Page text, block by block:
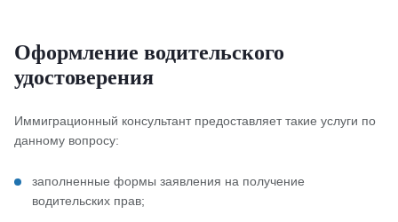
Оформление водительского
удостоверения
Иммиграционный консультант предоставляет такие услуги по
данному вопросу:
заполненные формы заявления на получение
водительских прав;